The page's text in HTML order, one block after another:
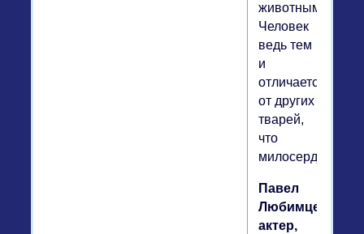
животными.
Человек
ведь тем
и
отличается
от других
тварей,
что
милосерден.
Павел
Любимцев,
актер,